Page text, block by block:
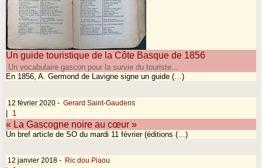
Un guide touristique de la Côte Basque de 1856
Un vocabulaire gascon pour la survie du touriste...
En 1856, A. Germond de Lavigne signe un guide (…)
12 février 2020 - Gerard Saint-Gaudens
1
« La Gascogne noire au cœur »
Un bref article de SO du mardi 11 février (éditions (…)
12 janvier 2018 - Ric dou Piaou